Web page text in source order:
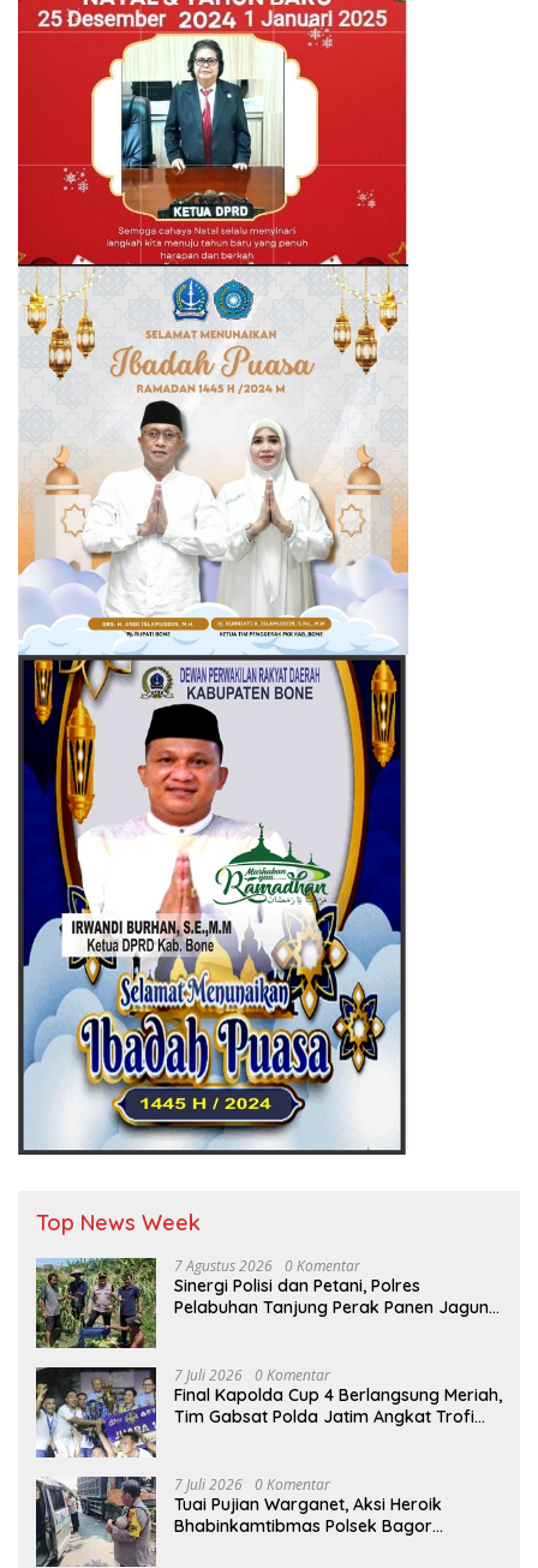
Top News Week
7 Agustus 2026 0 Komentar
Sinergi Polisi dan Petani, Polres
Pelabuhan Tanjung Perak Panen Jagung
7 Juli 2026 0 Komentar
Final Kapolda Cup 4 Berlangsung Meriah,
Tim Gabsat Polda Jatim Angkat Trofi
7 Juli 2026 0 Komentar
Tuai Pujian Warganet, Aksi Heroik
Bhabinkamtibmas Polsek Bagor